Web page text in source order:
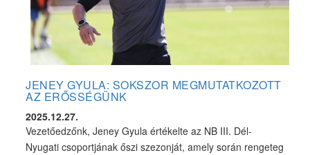
JENEY GYULA: SOKSZOR MEGMUTATKOZOTT
AZ ERŐSSÉGÜNK
2025.12.27.
Vezetőedzőnk, Jeney Gyula értékelte az NB III. Dél-
Nyugati csoportjának őszi szezonját, amely során rengeteg